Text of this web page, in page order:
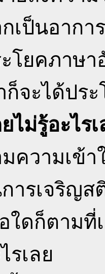
เป็นอากา
โยคภาษา
ก็จะได้ปร
ไม่รู้อะไร
ความเข้
ารเจริญส
ใดก็ตามที่
รเลย